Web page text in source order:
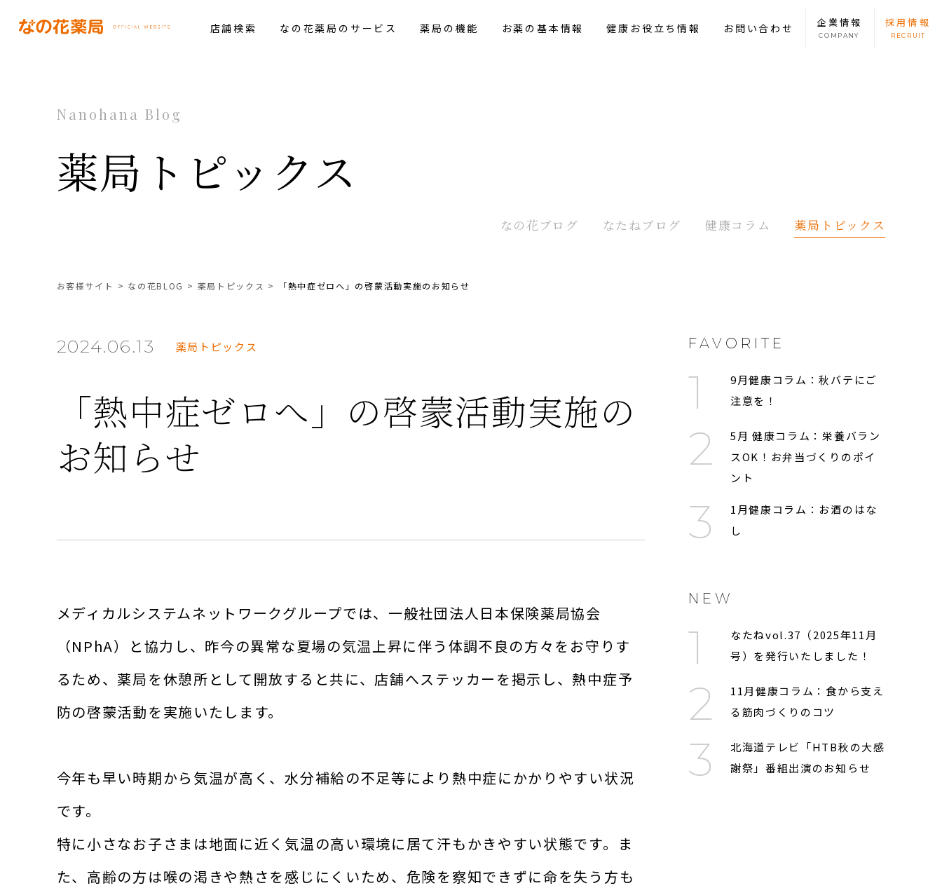
店舗検索 なの花薬局のサービス 薬局の機能 お薬の基本情報 健康お役立ち情報 お問い合わせ 企業情報
COMPANY
採用情報
RECRUIT
Nanohana Blog
薬局トピックス
なの花 ブログ なたねブログ 健康コラム 薬局トピックス
お客様サイト なの花BLOG 薬局トピックス 「熱中症ゼロへ」の啓蒙活動実施のお知らせ
2024.06.13 薬局トピックス
「熱中症ゼロへ」の啓蒙活動実施の
お知らせ
メディカルシステムネットワークグループでは、一般社団法人日本保険薬局協会
（NPhA）と協力し、昨今の異常な夏場の気温上昇に伴う体調不良の方々をお守りす
るため、薬局を休憩所として開放すると共に、店舗へステッカーを掲示し、熱中症予
防の啓蒙活動を実施いたします。
今年も早い時期から気温が高く、水分補給の不足等により熱中症にかかりやすい状況
です。
特に小さなお子さまは地面に近く気温の高い環境に居て汗もかきやすい状態です。ま
た、高齢の方は喉の渇きや熱さを感じにくいため、危険を察知できずに命を失う方も
FAVORITE
9月健康コラム：秋バテにご
注意を！
5月 健康コラム：栄養バラン
スOK！お弁当づくりのポイ
ント
1月健康コラム：お酒のはな
し
NEW
なたねvol.37（2025年11月
号）を発行いたしました！
11月健康コラム：食から支え
る筋肉づくりのコツ
北海道テレビ「HTB秋の大感
謝祭」番組出演のお知らせ